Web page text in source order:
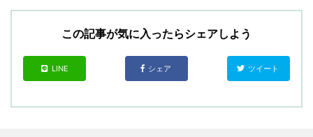
この記事が気に入ったらシェアしよう
LINE シェア ツイート